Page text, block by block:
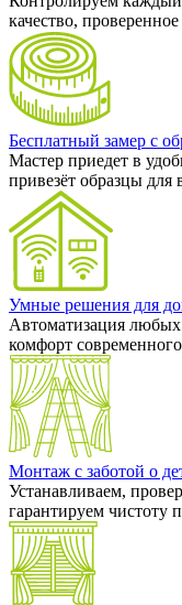
качество,
Бесплатный замер с
Мастер приедет в
привезёт образцы для
Умные решения для
Автоматизация
комфорт
Монтаж с заботой о
Устанавливаем,
гарантируем чистоту